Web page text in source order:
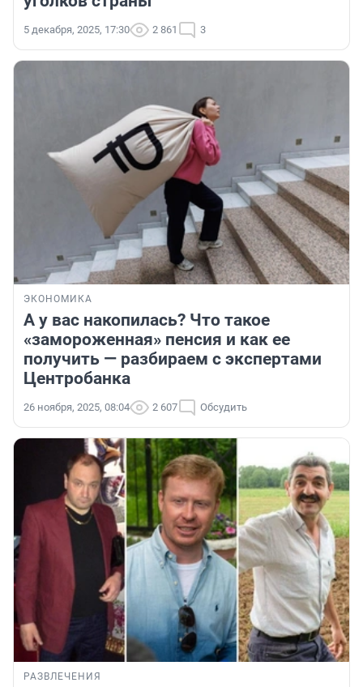
5 декабря, 2025, 17:30 2 861 3
ЭКОНОМИКА
А у вас накопилась? Что такое
«замороженная» пенсия и как ее
получить — разбираем с экспертами
Центробанка
26 ноября, 2025, 08:04 2 607 Обсудить
РАЗВЛЕЧЕНИЯ